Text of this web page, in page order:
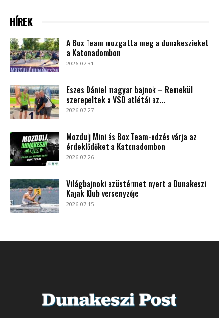
HÍREK
A Box Team mozgatta meg a dunakeszieket
a Katonadombon
2026-07-31
Eszes Dániel magyar bajnok – Remekül
szerepeltek a VSD atlétái az...
2026-07-27
Mozdulj Mini és Box Team-edzés várja az
érdeklődőket a Katonadombon
2026-07-26
Világbajnoki ezüstérmet nyert a Dunakeszi
Kajak Klub versenyzője
2026-07-15